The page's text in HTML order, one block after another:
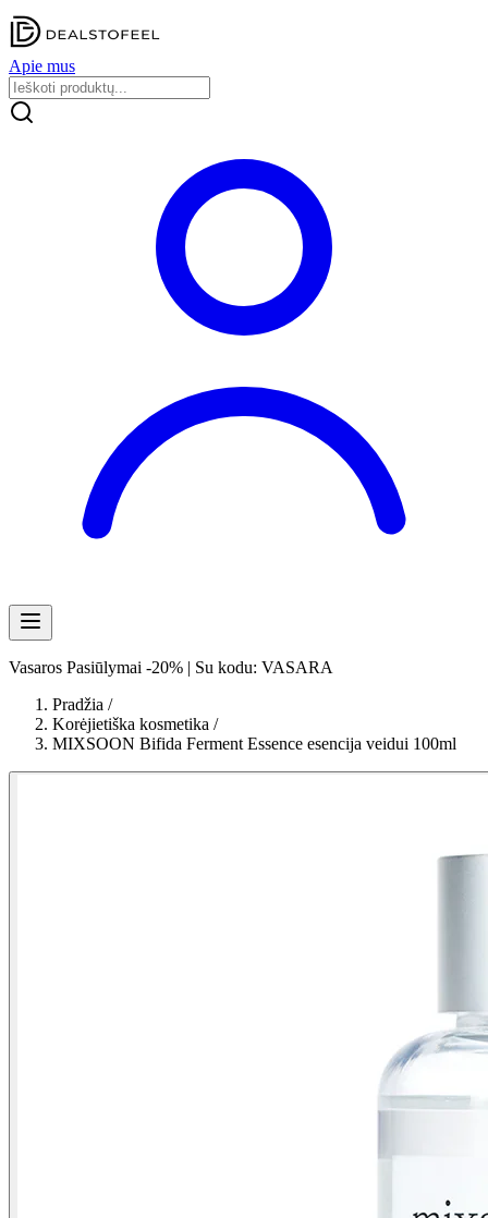
Apie mus
Vasaros Pasiūlymai -20% | Su kodu: VASARA
Pradžia /
Korėjietiška kosmetika /
MIXSOON Bifida Ferment Essence esencija veidui 100ml